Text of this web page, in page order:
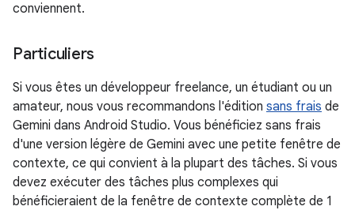
conviennent.
Particuliers
Si vous êtes un développeur freelance, un étudiant ou un
amateur, nous vous recommandons l'édition sans frais de
Gemini dans Android Studio. Vous bénéficiez sans frais
d'une version légère de Gemini avec une petite fenêtre de
contexte, ce qui convient à la plupart des tâches. Si vous
devez exécuter des tâches plus complexes qui
bénéficieraient de la fenêtre de contexte complète de 1